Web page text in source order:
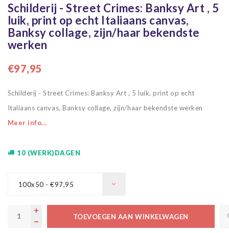
Schilderij - Street Crimes: Banksy Art , 5
luik, print op echt Italiaans canvas,
Banksy collage, zijn/haar bekendste
werken
€97,95
Schilderij - Street Crimes: Banksy Art , 5 luik, print op echt
Italiaans canvas, Banksy collage, zijn/haar bekendste werken
Meer info...
10 (WERK)DAGEN
100x50 - €97,95
TOEVOEGEN AAN WINKELWAGEN